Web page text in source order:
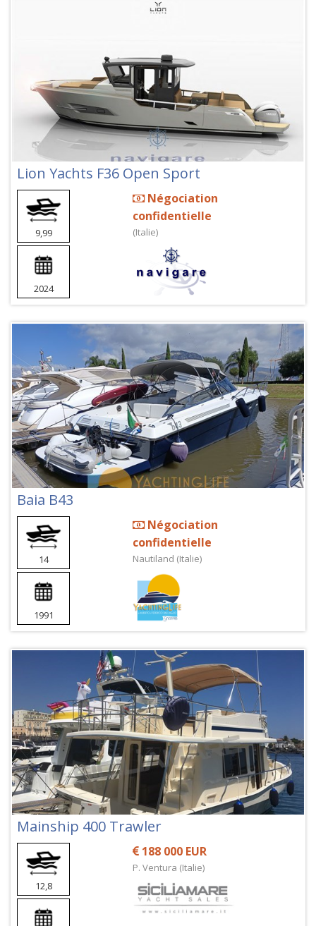
Lion Yachts F36 Open Sport
9,99
2024
Négociation
confidentielle
(Italie)
Baia B43
14
1991
Négociation
confidentielle
Nautiland (Italie)
Mainship 400 Trawler
12,8
188 000 EUR
P. Ventura (Italie)